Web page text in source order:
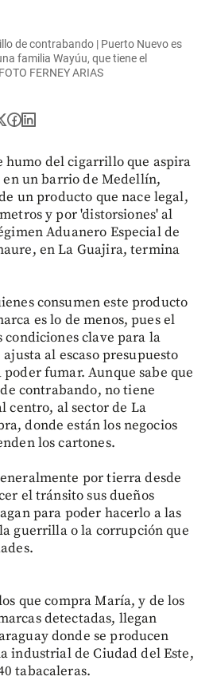
de contrabando | Puerto Nuevo es
familia Wayúu, que tiene el
FERNEY ARIAS
humo del cigarrillo que aspira
en un barrio de Medellín,
un producto que nace legal,
y por 'distorsiones' al
Aduanero Especial de
en La Guajira, termina
consumen este producto
es lo de menos, pues el
clave para la
al escaso presupuesto
fumar. Aunque sabe que
contrabando, no tiene
centro, al sector de La
donde están los negocios
los cartones.
por tierra desde
el tránsito sus dueños
para poder hacerlo a las
guerrilla o la corrupción que
que compra María, y de los
detectadas, llegan
donde se producen
industrial de Ciudad del Este,
tabacaleras.